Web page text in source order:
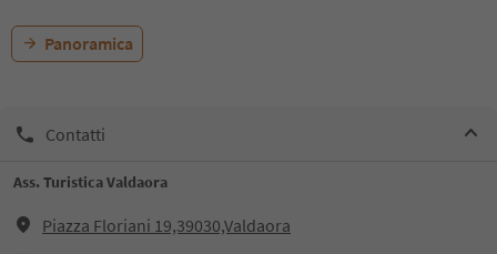
Panoramica
Contatti
Ass. Turistica Valdaora
Piazza Floriani 19,39030,Valdaora